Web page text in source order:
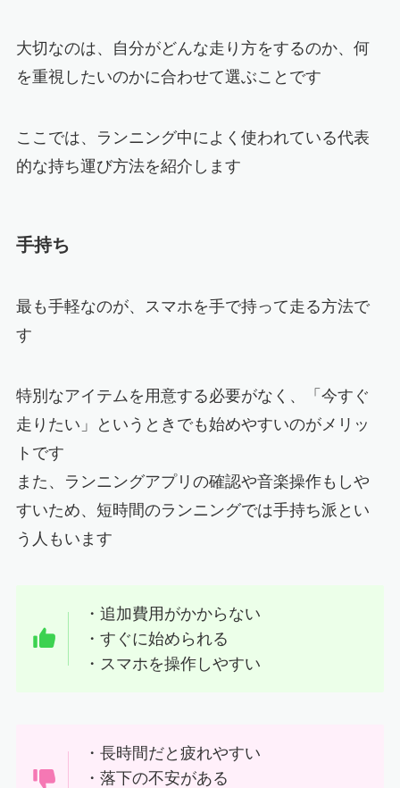
大切なのは、自分がどんな走り方をするのか、何
を重視したいのかに合わせて選ぶことです
ここでは、ランニング中によく使われている代表
的な持ち運び方法を紹介します
手持ち
最も手軽なのが、スマホを手で持って走る方法で
す
特別なアイテムを用意する必要がなく、「今すぐ
走りたい」というときでも始めやすいのがメリッ
トです
また、ランニングアプリの確認や音楽操作もしや
すいため、短時間のランニングでは手持ち派とい
う人もいます
・追加費用がかからない
・すぐに始められる
・スマホを操作しやすい
・長時間だと疲れやすい
・落下の不安がある